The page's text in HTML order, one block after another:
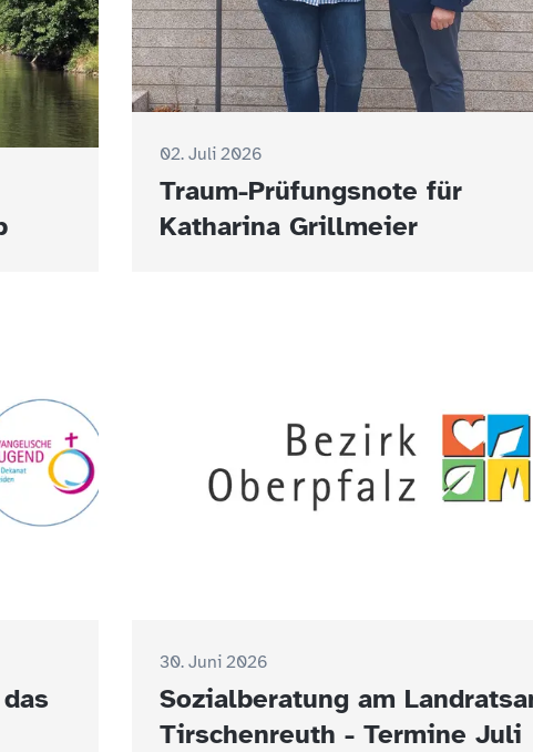
02. Juli 2026
Traum-Prüfungsnote für
Katharina Grillmeier
30. Juni 2026
Sozialberatung am
Tirschenreuth - Termine Juli